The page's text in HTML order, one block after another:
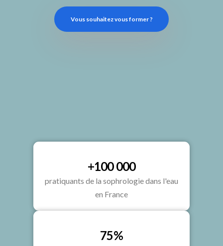
Vous souhaitez vous former ?
+100 000
pratiquants de la sophrologie dans l'eau
en France
75%